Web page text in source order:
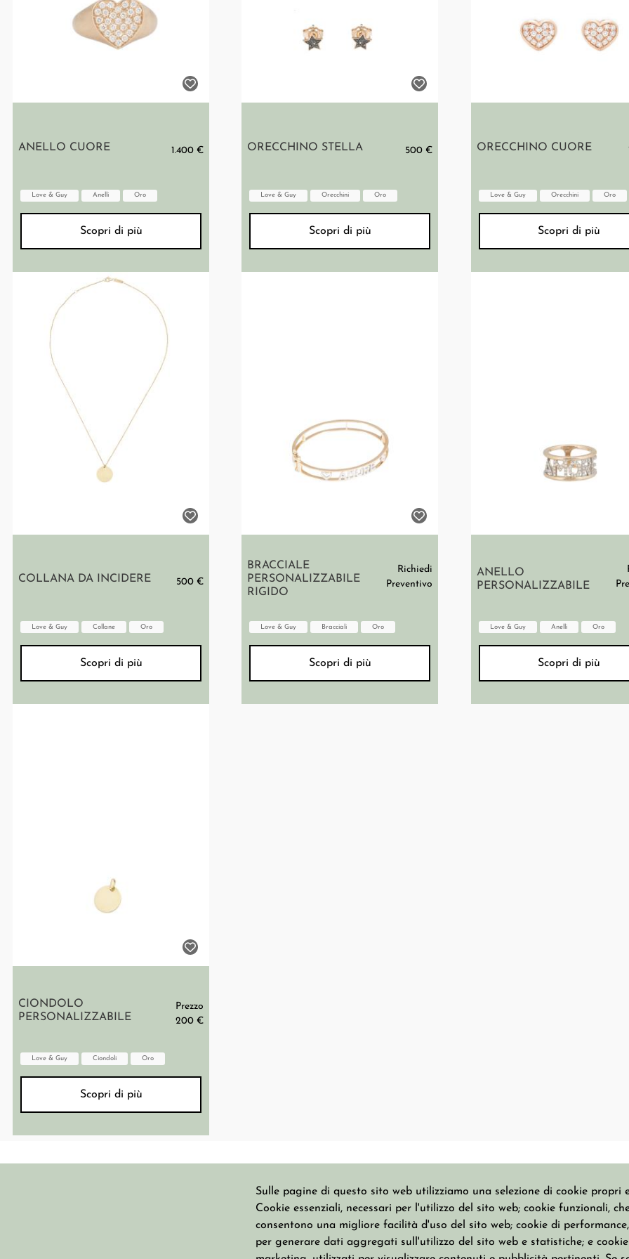
ANELLO CUORE 1.400 €
Love & Guy Anelli Oro
Scopri di più
ORECCHINO STELLA 500 €
Love & Guy Orecchini Oro
Scopri di più
ORECCHINO CUORE
Love & Guy Orecchini Oro
Scopri di più
COLLANA DA INCIDERE 500 €
Love & Guy Collane Oro
Scopri di più
BRACCIALE
PERSONALIZZABILE
RIGIDO
Richiedi
Preventivo
Love & Guy Bracciali Oro
Scopri di più
ANELLO
PERSONALIZZABILE
Love & Guy Anelli Oro
Scopri di più
CIONDOLO
PERSONALIZZABILE
Prezzo
200 €
Love & Guy Ciondoli Oro
Scopri di più
Sulle pagine di questo sito web utilizziamo una selezione di cookie propri
Cookie essenziali, necessari per l'utilizzo del sito web; cookie funzionali,
consentono una migliore facilità d'uso del sito web; cookie di
per generare dati aggregati sull'utilizzo del sito web e statistiche; e
CHI SIAMO
Su Misura
CATALOGO
Anelli
COLLEZIONI
Basic Jewels